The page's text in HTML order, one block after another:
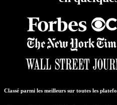
Classé parmi les meilleurs sur toutes les